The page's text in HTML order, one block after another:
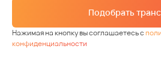
Подобрать
Нажимая на кнопку вы соглашаетесь с
конфиденциальности